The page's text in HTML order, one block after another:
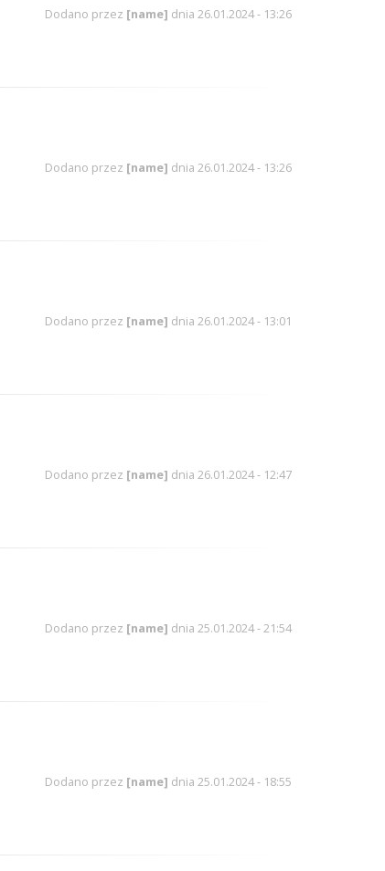
Dodano przez [name] dnia 26.01.2024 - 13:26
Dodano przez [name] dnia 26.01.2024 - 13:26
Dodano przez [name] dnia 26.01.2024 - 13:01
Dodano przez [name] dnia 26.01.2024 - 12:47
Dodano przez [name] dnia 25.01.2024 - 21:54
Dodano przez [name] dnia 25.01.2024 - 18:55